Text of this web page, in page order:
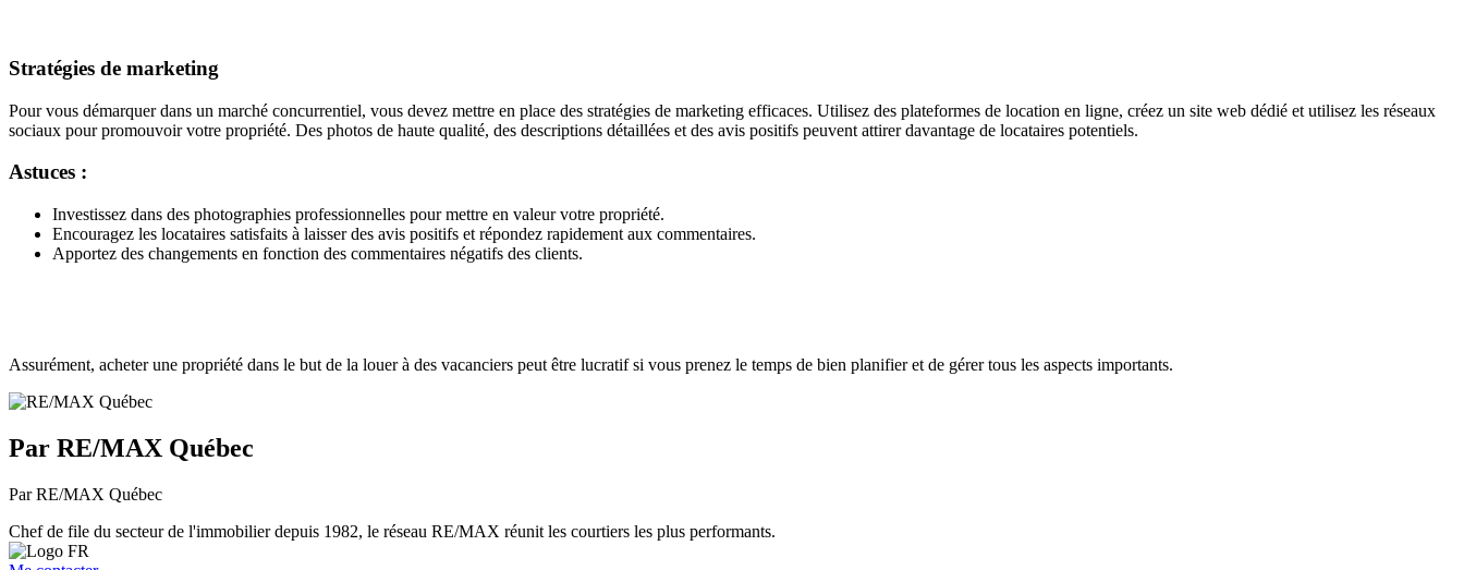
Stratégies de marketing
Pour vous démarquer dans un marché concurrentiel, vous devez mettre en place des stratégies de marketing efficaces. Utilisez des plateformes de location en ligne, créez un site web dédié et utilisez les réseaux
sociaux pour promouvoir votre propriété. Des photos de haute qualité, des descriptions détaillées et des avis positifs peuvent attirer davantage de locataires potentiels.
Astuces :
Investissez dans des photographies professionnelles pour mettre en valeur votre propriété.
Encouragez les locataires satisfaits à laisser des avis positifs et répondez rapidement aux commentaires.
Apportez des changements en fonction des commentaires négatifs des clients.
Assurément, acheter une propriété dans le but de la louer à des vacanciers peut être lucratif si vous prenez le temps de bien planifier et de gérer tous les aspects importants.
Par RE/MAX Québec
Par RE/MAX Québec
Chef de file du secteur de l'immobilier depuis 1982, le réseau RE/MAX réunit les courtiers les plus performants.